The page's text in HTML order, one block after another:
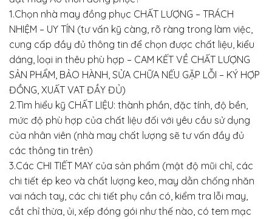
1.Chọn nhà may đồng phục CHẤT LƯỢNG – TRÁCH
NHIỆM – UY TÍN (tư vấn kỹ càng, rõ ràng trong làm việc,
cung cấp đầy đủ thông tin để chọn được chất liệu, kiểu
dáng, loại in thêu phù hợp – CAM KẾT VỀ CHẤT LƯỢNG
SẢN PHẨM, BẢO HÀNH, SỬA CHỮA NẾU GẶP LỖI – KÝ HỢP
ĐỒNG, XUẤT VAT ĐẦY ĐỦ)
2.Tìm hiểu kỹ CHẤT LIỆU: thành phần, đặc tính, độ bền,
mức độ phù hợp của chất liệu đối với yêu cầu sử dụng
của nhân viên (nhà may chất lượng sẽ tư vấn đầy đủ
các thông tin trên)
3.Các CHI TIẾT MAY của sản phẩm (mật độ mũi chỉ, các
chi tiết ép keo và chất lượng keo, may dằn chống nhăn
vai nách tay, các chi tiết phụ cần có, kiểm tra lỗi may,
cắt chỉ thừa, ủi, xếp đóng gói như thế nào, có tem mạc